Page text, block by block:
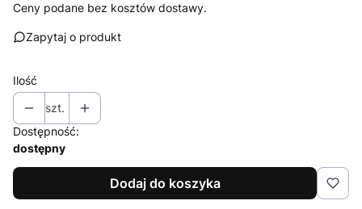
Ceny podane bez kosztów dostawy.
Zapytaj o produkt
Ilość
szt.
Dostępność:
dostępny
Dodaj do koszyka